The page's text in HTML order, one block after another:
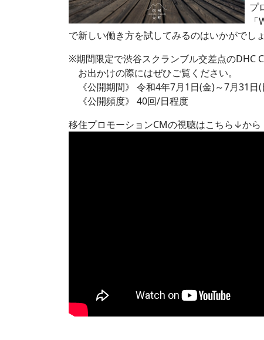
プ
で新しい働き方を試してみるのはいかがでしょ
※期間限定で渋谷スクランブル交差点のDHC
お出かけの際にはぜひご覧ください。
《公開期間》 令和4年7月1日(金)～7月31日(
《公開頻度》 40回/日程度
移住プロモーションCMの視聴はこちら↓から